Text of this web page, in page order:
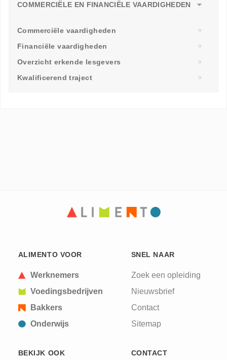
COMMERCIËLE EN FINANCIËLE VAARDIGHEDEN
Commerciële vaardigheden
Financiële vaardigheden
Overzicht erkende lesgevers
Kwalificerend traject
ALIMENTO VOOR
Werknemers
Voedingsbedrijven
Bakkers
Onderwijs
SNEL NAAR
Zoek een opleiding
Nieuwsbrief
Contact
Sitemap
BEKIJK OOK CONTACT